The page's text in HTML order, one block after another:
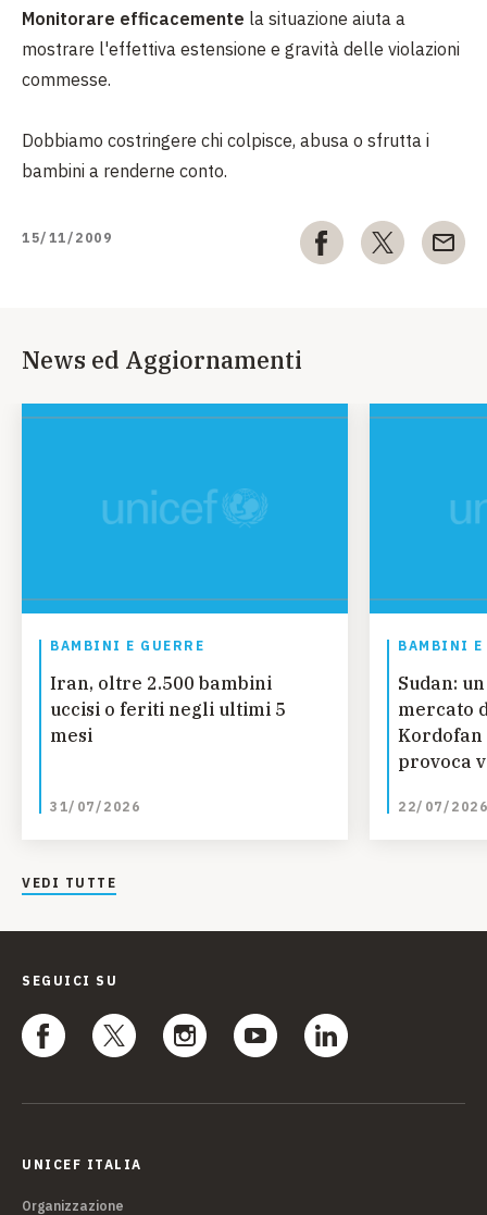
Monitorare efficacemente la situazione aiuta a
mostrare l'effettiva estensione e gravità delle violazioni
commesse.
Dobbiamo costringere chi colpisce, abusa o sfrutta i
bambini a renderne conto.
15/11/2009
News ed Aggiornamenti
BAMBINI E GUERRE
Iran, oltre 2.500 bambini
uccisi o feriti negli ultimi 5
mesi
31/07/2026
BAMBINI E
Sudan:
mercato
provoca
22/07/2026
VEDI TUTTE
SEGUICI SU
UNICEF ITALIA
Organizzazione